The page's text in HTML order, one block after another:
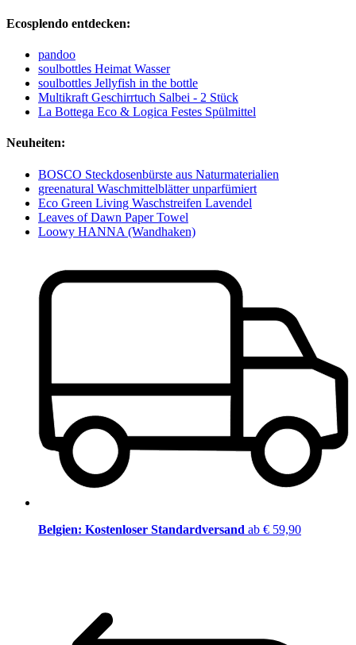
Ecosplendo entdecken:
pandoo
soulbottles Heimat Wasser
soulbottles Jellyfish in the bottle
Multikraft Geschirrtuch Salbei - 2 Stück
La Bottega Eco & Logica Festes Spülmittel
Neuheiten:
BOSCO Steckdosenbürste aus Naturmaterialien
greenatural Waschmittelblätter unparfümiert
Eco Green Living Waschstreifen Lavendel
Leaves of Dawn Paper Towel
Loowy HANNA (Wandhaken)
Belgien: Kostenloser Standardversand ab € 59,90